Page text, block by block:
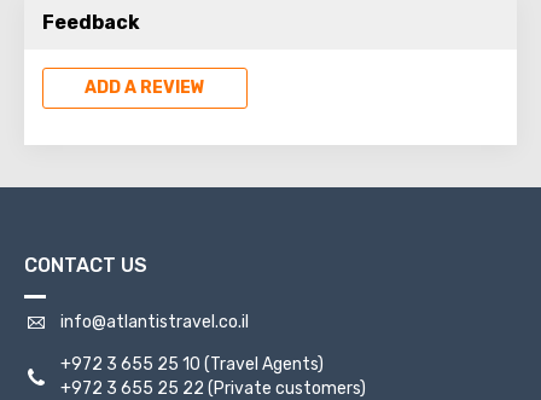
components contained in the Dead Sea. Used them to
excellent resort area has been created: hotels, motels,
health and beauty centers that conduct procedures using
Feedback
ADD A REVIEW
CONTACT US
info@atlantistravel.co.il
+972 3 655 25 10 (Travel Agents)
+972 3 655 25 22 (Private customers)